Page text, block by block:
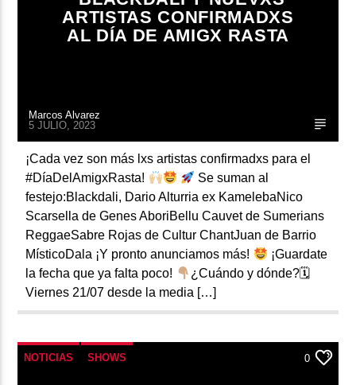
ARTISTAS CONFIRMADXS
AL DÍA DE AMIGX RASTA
Marcos Alvarez
5 JULIO, 2023
¡Cada vez son más lxs artistas confirmadxs para el
#DíaDelAmigxRasta!
Se suman al
festejo:Blackdali, Dario Alturria ex KamelebaNico
Scarsella de Genes AboriBellu Cauvet de Sumerians
ReggaeSabre Rojas de Cultur ChantJuan de Barrio
MísticoDala ¡Y pronto anunciamos más!
¡Guardate
la fecha que ya falta poco!
¿Cuándo y dónde?🗓
Viernes 21/07 desde la media […]
NOTICIAS SHOWS 0